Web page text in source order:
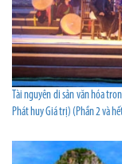
Tài nguyên di sản văn hóa
Phát huy Giá trị) (Phần 2 và